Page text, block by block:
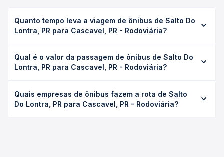
Quanto tempo leva a viagem de ônibus de Salto Do
Lontra, PR para Cascavel, PR - Rodoviária?
PR - Rodoviária leva em média 2h 30min, podendo variar
conforme a viação, o tipo de serviço (convencional,
duração exata de cada opção na data desejada.
Qual é o valor da passagem de ônibus de Salto Do
Lontra, PR para Cascavel, PR - Rodoviária?
para Cascavel, PR - Rodoviária custa em média R$ 61,69 e
varia conforme a data da viagem, a empresa, o tipo de
Quais empresas de ônibus fazem a rota de Salto
Do Lontra, PR para Cascavel, PR - Rodoviária?